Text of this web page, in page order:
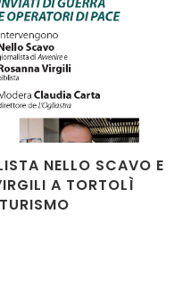
NELLO SCAVO E
A TORTOLÌ